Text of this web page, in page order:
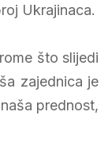
Ukrajinaca.
što slijedi
zajednica je
prednost,